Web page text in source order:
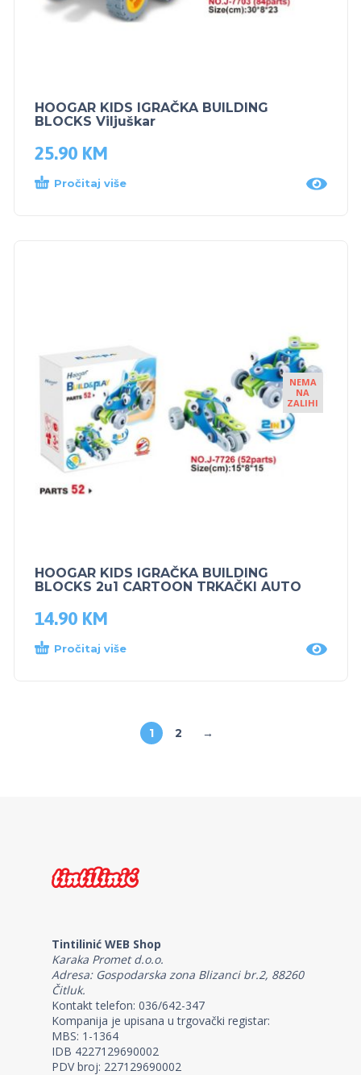
HOOGAR KIDS IGRAČKA BUILDING
BLOCKS Viljuškar
25.90 KM
Pročitaj više
NEMA
NA
ZALIHI
HOOGAR KIDS IGRAČKA BUILDING
BLOCKS 2u1 CARTOON TRKAČKI AUTO
14.90 KM
Pročitaj više
1 2 →
Tintilinić WEB Shop
Karaka Promet d.o.o.
Adresa: Gospodarska zona Blizanci br.2, 88260
Čitluk.
Kontakt telefon: 036/642-347
Kompanija je upisana u trgovački registar:
MBS: 1-1364
IDB 4227129690002
PDV broj: 227129690002